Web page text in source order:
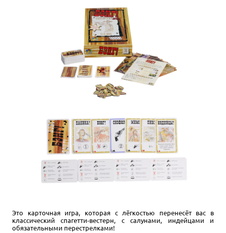
Это карточная игра, которая с лёгкостью перенесёт вас в
классический спагетти-вестерн, с салунами, индейцами и
обязательными перестрелками!